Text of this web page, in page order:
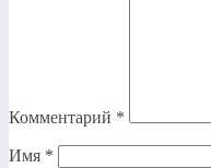
Комментарий *
Имя *